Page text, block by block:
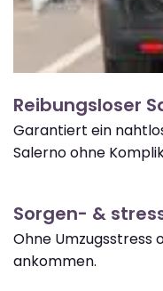
Reibungsloser
Garantiert ein
Salerno ohne
Sorgen- &
Ohne Umzugsstress
ankommen.